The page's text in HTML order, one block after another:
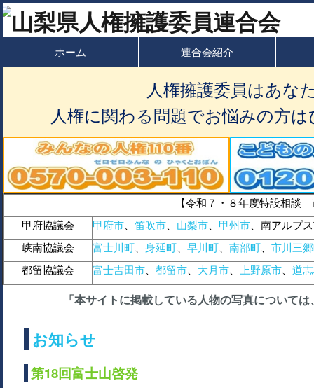
ホーム 連合会紹介
人権擁護委員はあな
人権に関わる問題でお悩みの方
【令和７・８年度特設相談
甲府協議会
甲府市 笛吹市 山梨市 甲州市 、南アルプ
峡南協議会
富士川町 身延町 早川町 南部町
市川三
都留協議会
富士吉田市 都留市 大月市 上野原市 道
「本サイトに掲載している人物の写真について
お知らせ
第18回富士山啓発